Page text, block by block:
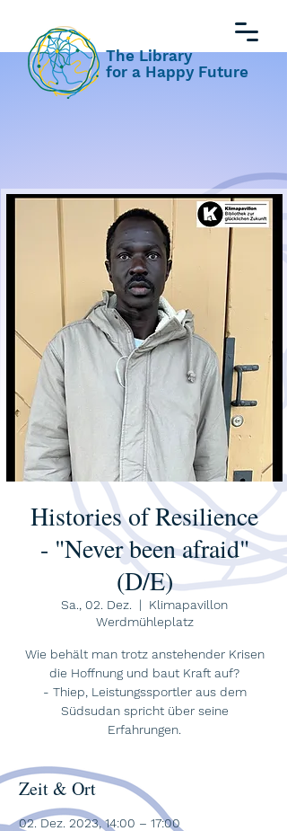
The Library
for a Happy Future
Histories of Resilience
- "Never been afraid"
(D/E)
Sa., 02. Dez.
  |
Klimapavillon
Werdmühleplatz
Wie behält man trotz anstehender Krisen
die Hoffnung und baut Kraft auf?
- Thiep, Leistungssportler aus dem
Südsudan spricht über seine
Erfahrungen.
Zeit & Ort
02. Dez. 2023, 14:00 – 17:00